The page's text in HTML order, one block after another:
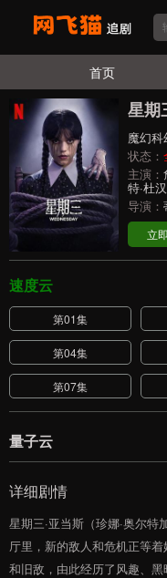
首页
星期
魔幻科
状态：
主演：
特·杜汉
导演：
立
速度云
第01集
第04集
第07集
量子云
详细剧情
星期三·亚当斯（珍娜·奥尔
厅里，新的敌人和危机正等
和旧敌，由此经历了风趣、